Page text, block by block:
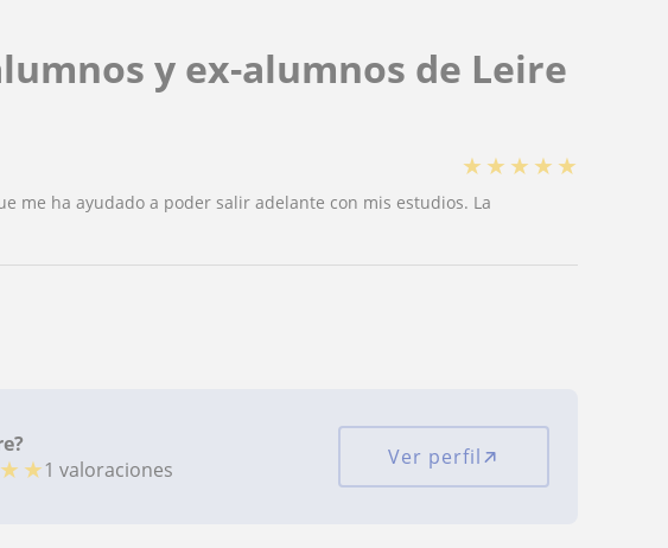
y ex-alumnos de Leire
★ ★ ★ ★ ★
me ha ayudado a poder salir adelante con mis estudios. La
★ ★1 valoraciones Ver perfil